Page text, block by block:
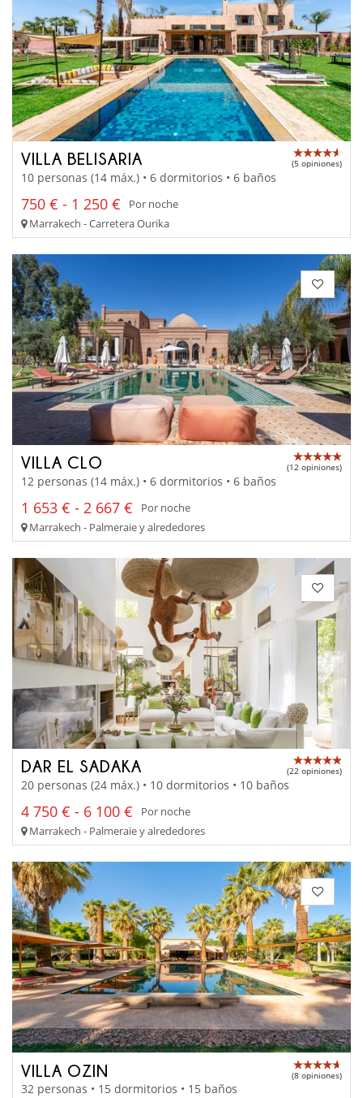
VILLA BELISARIA (5 opiniones)
10 personas (14 máx.) • 6 dormitorios • 6 baños
750 € - 1 250 €
Por noche
Marrakech - Carretera Ourika
VILLA CLO (12 opiniones)
12 personas (14 máx.) • 6 dormitorios • 6 baños
1 653 € - 2 667 €
Por noche
Marrakech - Palmeraie y alrededores
DAR EL SADAKA (22 opiniones)
20 personas (24 máx.) • 10 dormitorios • 10 baños
4 750 € - 6 100 €
Por noche
Marrakech - Palmeraie y alrededores
VILLA OZIN (8 opiniones)
32 personas • 15 dormitorios • 15 baños